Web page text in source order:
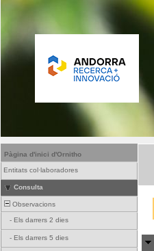
Pàgina d'inici d'Ornitho
Entitats col·laboradores
Consulta
Observacions
- Els darrers 2 dies
- Els darrers 5 dies